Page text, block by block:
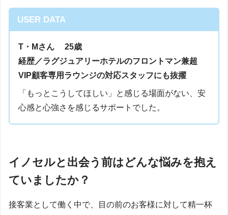
USER DATA
T・Mさん 25歳
経歴／ラグジュアリーホテルのフロントマン兼超
VIP顧客専用ラウンジの対応スタッフにも抜擢
「もっとこうしてほしい」と感じる場面がない、安
心感と心強さを感じるサポートでした。
イノセルと出会う前はどんな悩みを抱え
ていましたか？
接客業として働く中で、目の前のお客様に対して精一杯